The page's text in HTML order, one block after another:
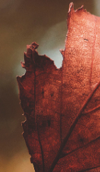
del Espíritu